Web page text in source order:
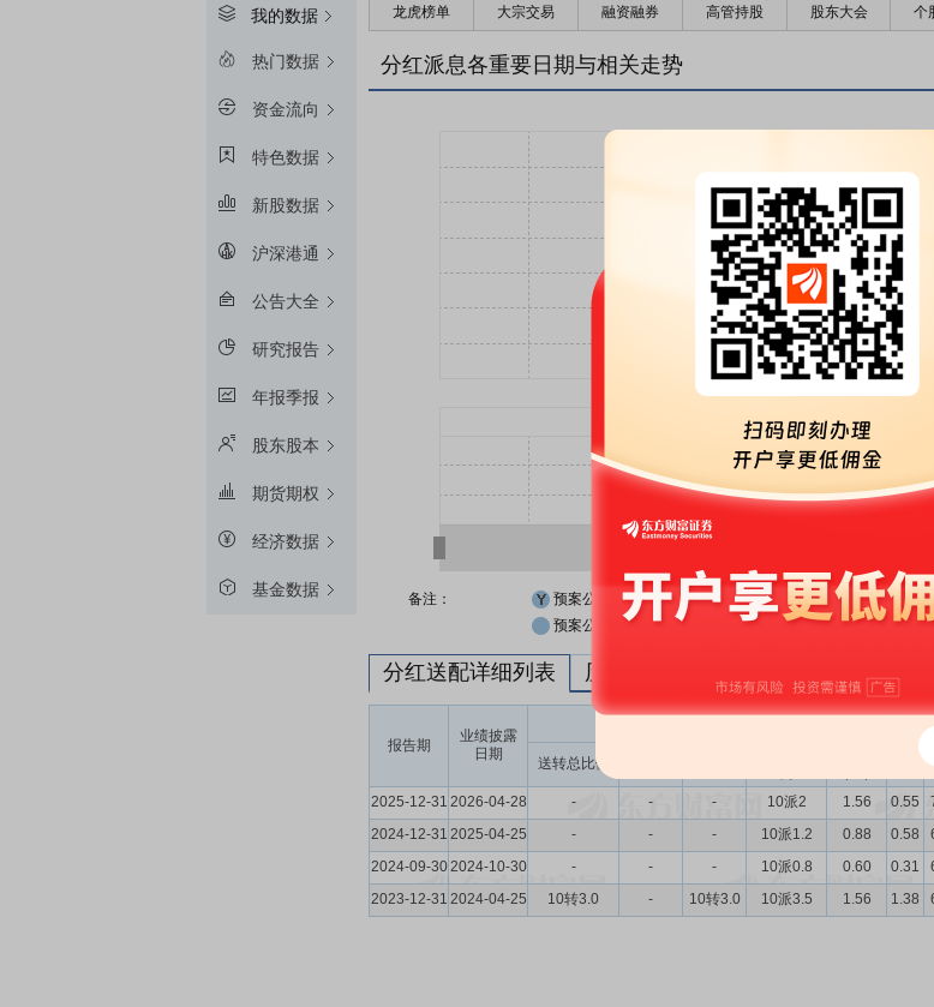
我的数据
热门数据
资金流向
特色数据
新股数据
沪深港通
公告大全
研究报告
年报季报
股东股本
期货期权
经济数据
基金数据
龙虎榜单 大宗交易 融资融券 高管持股 股东大会 个
分红派息各重要日期与相关走势
备注： 预案公布日 股权登记日
预案公布日前一交易日
股权登记日前一交易日
分红送配详细列表 历次分红派息与涨跌幅表现
报告期
业绩披露
日期
收益
送转总比例
2025-12-31 2026-04-28 - - - 10派2 1.56 0.55
2024-12-31 2025-04-25 - - - 10派1.2 0.88 0.58
2024-09-302024-10-30 - - - 10派0.8 0.60 0.31
2023-12-31 2024-04-25 10转3.0 - 10转3.0 10派3.5 1.56 1.38